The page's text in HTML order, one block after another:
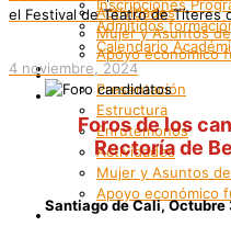
Actividades
Mujer y Asuntos
Apoyo económico
Internacionalización
Patrimonio
Inscripciones
Admitidos
Calendario
Bienestar
Presentación
Estructura
Enrutemonos
Actividades
Mujer y Asuntos
Apoyo económico
Internacionalización
el Festival de Teatro de Títeres
4 noviembre, 2024
Foros de los
Rectoría de
Santiago de Cali, Octubre